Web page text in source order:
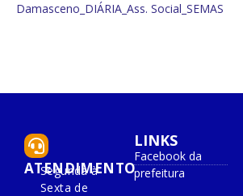
Damasceno_DIÁRIA_Ass. Social_SEMAS
ATENDIMENTO
Segunda à
Sexta de
LINKS
Facebook da
prefeitura